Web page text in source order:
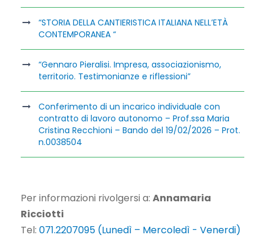
“STORIA DELLA CANTIERISTICA ITALIANA NELL’ETÀ
CONTEMPORANEA “
“Gennaro Pieralisi. Impresa, associazionismo,
territorio. Testimonianze e riflessioni”
Conferimento di un incarico individuale con
contratto di lavoro autonomo – Prof.ssa Maria
Cristina Recchioni – Bando del 19/02/2026 – Prot.
n.0038504
Per informazioni rivolgersi a: Annamaria
Ricciotti
Tel: 071.2207095 (Lunedì – Mercoledì - Venerdi)